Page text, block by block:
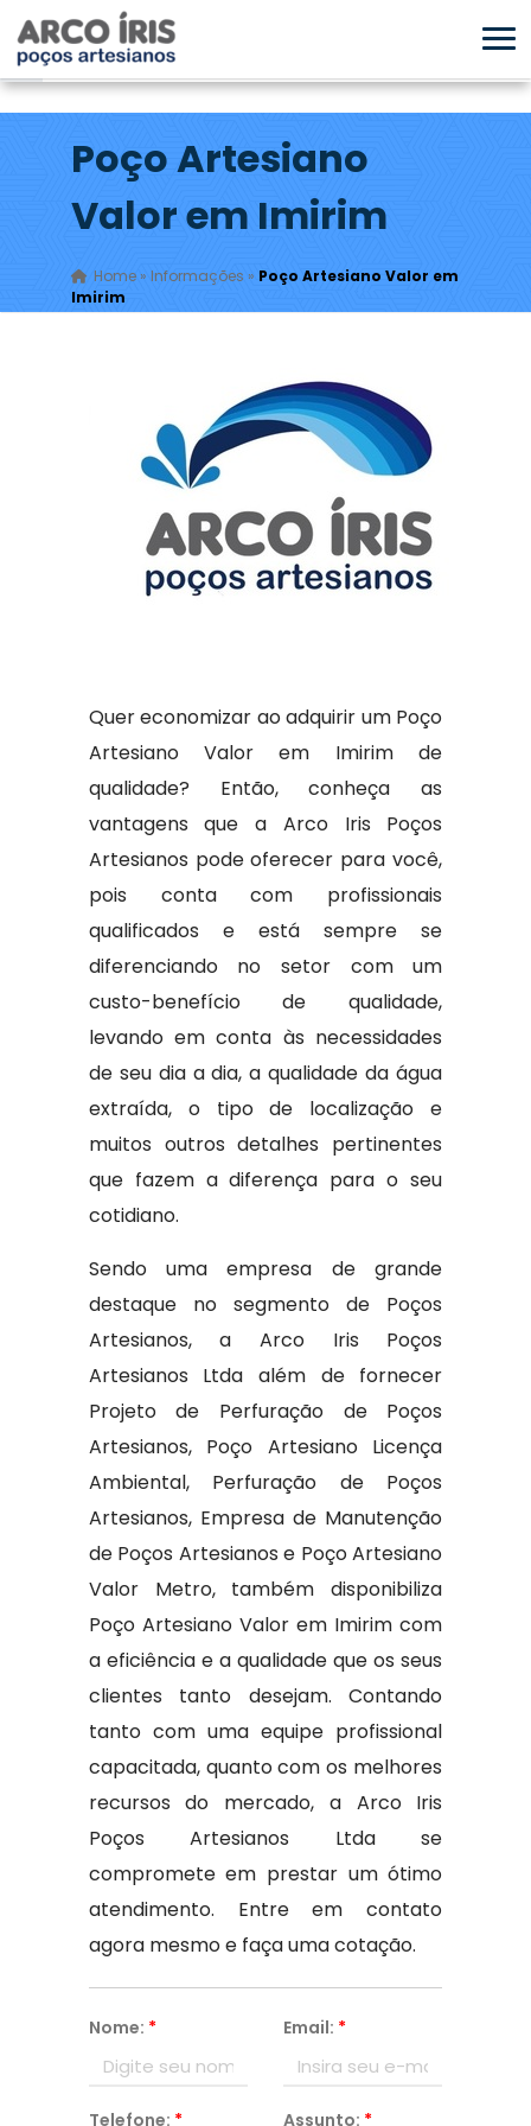
Poço Artesiano
Valor em Imirim
Home» Informações » Poço Artesiano Valor em
Imirim
Quer economizar ao adquirir um Poço
Artesiano Valor em Imirim de
qualidade? Então, conheça as
vantagens que a Arco Iris Poços
Artesianos pode oferecer para você,
pois conta com profissionais
qualificados e está sempre se
diferenciando no setor com um
custo-benefício de qualidade,
levando em conta às necessidades
de seu dia a dia, a qualidade da água
extraída, o tipo de localização e
muitos outros detalhes pertinentes
que fazem a diferença para o seu
cotidiano.
Sendo uma empresa de grande
destaque no segmento de Poços
Artesianos, a Arco Iris Poços
Artesianos Ltda além de fornecer
Projeto de Perfuração de Poços
Artesianos, Poço Artesiano Licença
Ambiental, Perfuração de Poços
Artesianos, Empresa de Manutenção
de Poços Artesianos e Poço Artesiano
Valor Metro, também disponibiliza
Poço Artesiano Valor em Imirim com
a eficiência e a qualidade que os seus
clientes tanto desejam. Contando
tanto com uma equipe profissional
capacitada, quanto com os melhores
recursos do mercado, a Arco Iris
Poços Artesianos Ltda se
compromete em prestar um ótimo
atendimento. Entre em contato
agora mesmo e faça uma cotação.
Nome: * Email: *
Telefone: * Assunto: *